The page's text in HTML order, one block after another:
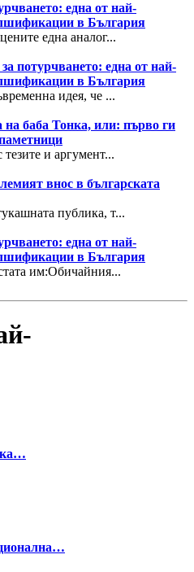
една от най-
в България
една аналог...
потурчването: една от най-
в България
идея, че ...
на баба Тонка, или: първо ги
и аргумент...
внос в българската
публика, т...
една от най-
в България
им:Обичайния...